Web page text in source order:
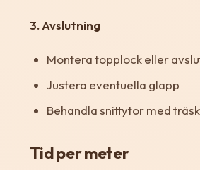
3. Avslutning
Montera topplock eller
Justera eventuella glapp
Behandla snittytor med
Tid per meter